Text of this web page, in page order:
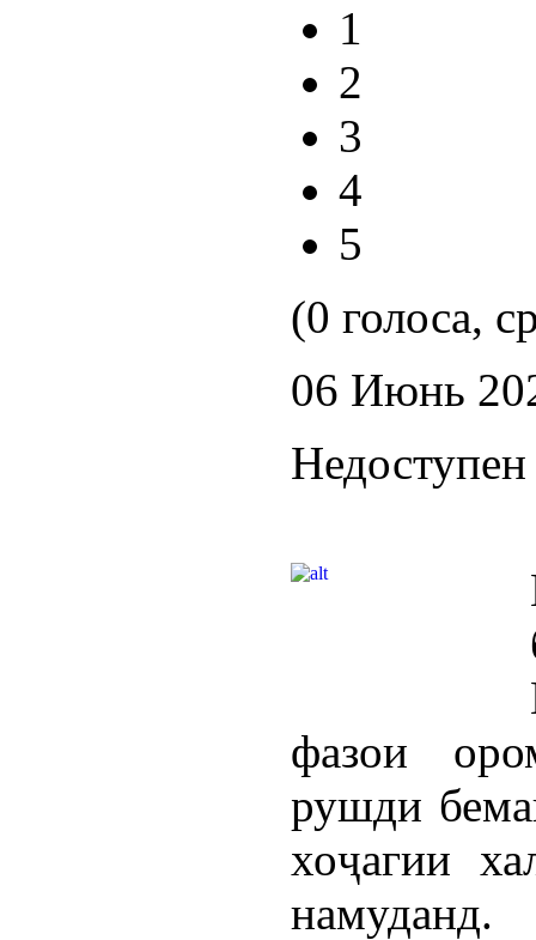
1
2
3
4
5
(0 голоса,
06 Июнь
фазои
рушди
хоҷагии
намуданд.